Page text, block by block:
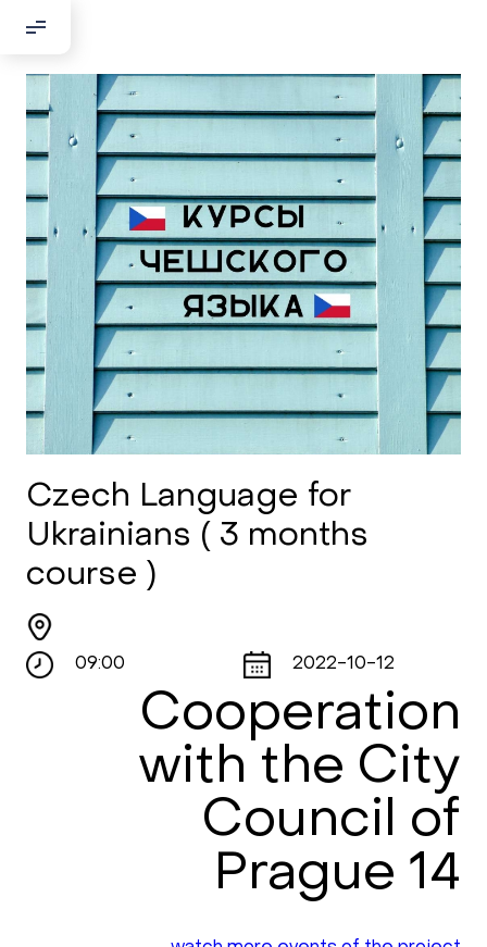
Добрый день!
Если вы хотите с нами связаться,
пожалуйста, контактируйте нас:
По адресу:
Kontaktní e-mail:
youthincluded@gmail.com
Или в соцсети Telegram:
@Interkulturnipracepraha14
Czech Language for
Ukrainians ( 3 months
course )
09:00 2022-10-12
Cooperation
with the City
Council of
Prague 14